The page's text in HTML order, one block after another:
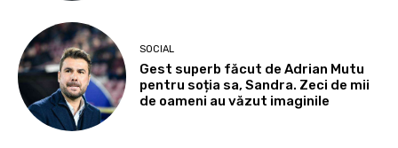
SOCIAL
Gest superb făcut de Adrian Mutu
pentru soția sa, Sandra. Zeci de mii
de oameni au văzut imaginile